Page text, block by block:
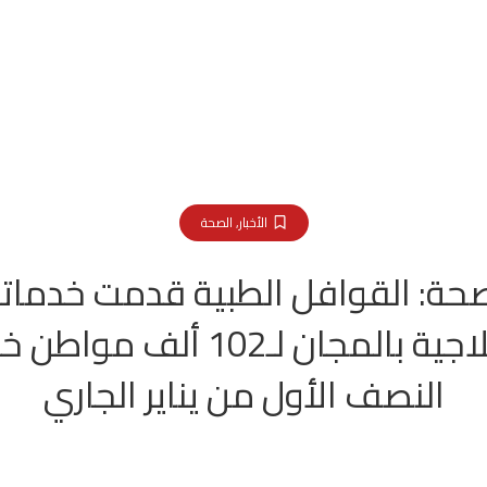
الأخبار,الصحة
القوافل الطبية قدمت
العلاجية بالمجان لـ102 ألف
النصف الأول من يناير الجاري